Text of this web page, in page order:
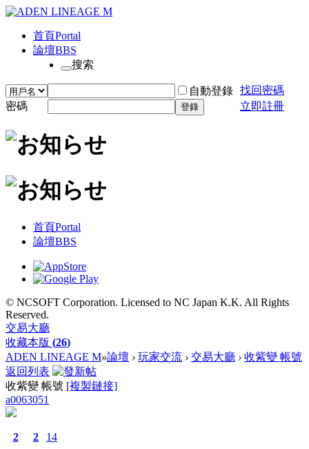
首頁Portal
論壇BBS
搜索
自動登錄 找回密碼
密碼
登錄 立即註冊
首頁Portal
論壇BBS
© NCSOFT Corporation. Licensed to NC Japan K.K. All Rights
Reserved.
交易大廳
收藏本版 (26)
ADEN LINEAGE M»論壇 › 玩家交流 › 交易大廳 › 收紫變 帳號
返回列表
收紫變 帳號 [複製鏈接]
a0063051
2 2 14